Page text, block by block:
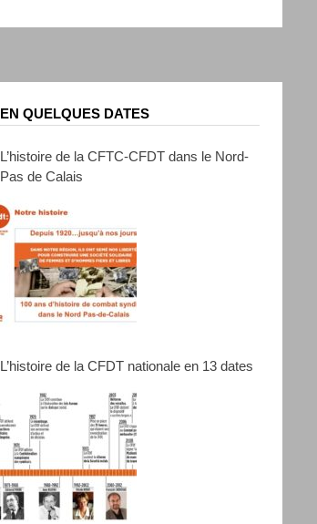
EN QUELQUES DATES
L’histoire de la CFTC-CFDT dans le Nord-
Pas de Calais
L’histoire de la CFDT nationale en 13 dates